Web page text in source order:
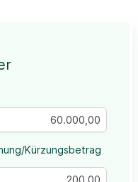
Kürzungsbetrag